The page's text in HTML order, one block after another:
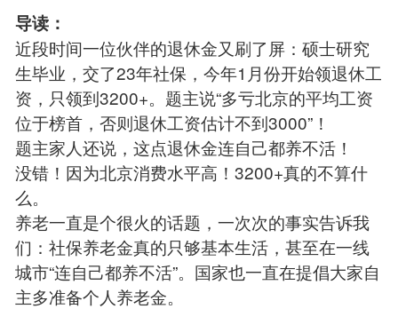
导读：
近段时间一位伙伴的退休金又刷了屏：硕士研究
生毕业，交了23年社保，今年1月份开始领退休工
资，只领到3200+。题主说“多亏北京的平均工资
位于榜首，否则退休工资估计不到3000”！
题主家人还说，这点退休金连自己都养不活！
没错！因为北京消费水平高！3200+真的不算什
么。
养老一直是个很火的话题，一次次的事实告诉我
们：社保养老金真的只够基本生活，甚至在一线
城市“连自己都养不活”。国家也一直在提倡大家自
主多准备个人养老金。